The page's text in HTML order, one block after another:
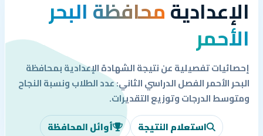
الإعداديةمحافظة البحر
الأحمر
إحصائيات تفصيلية عن نتيجة الشهادة الإعدادية بمحافظة
البحر الأحمر الفصل الدراسي الثاني: عدد الطلاب ونسبة النجاح
ومتوسط الدرجات وتوزيع التقديرات.
استعلام النتيجة
أوائل المحافظة